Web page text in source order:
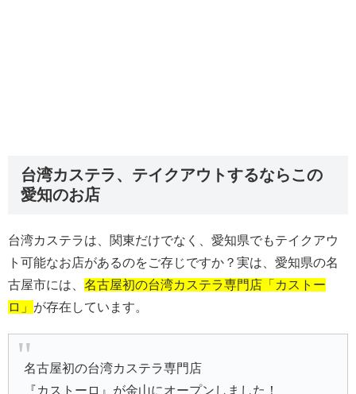
台湾カステラ、テイクアウトするならこの
愛知のお店
台湾カステラは、関東だけでなく、愛知県でもテイクアウ
ト可能なお店があるのをご存じですか？実は、愛知県の名
古屋市には、 名古屋初の台湾カステラ専門店「カストー
ロ」 が存在しています。
名古屋初の台湾カステラ専門店
『カストーロ』が金山にオープンしました！